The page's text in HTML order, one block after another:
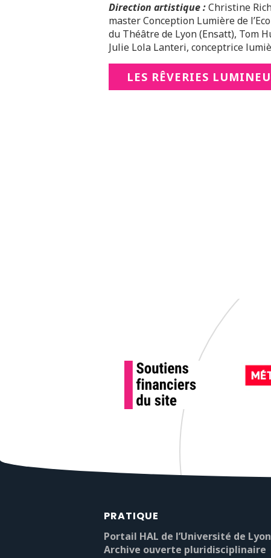
Direction artistique :Christine
master Conception Lumière de
du Théâtre de Lyon (Ensatt), Tom
Julie Lola Lanteri, conceptrice
LES RÊVERIES
PRATIQUE
Portail HAL de l’Université de
Archive ouverte pluridisciplinaire